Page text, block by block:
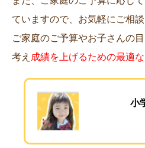
ていますので、お気軽にご相談
ご家庭のご予算やお子さんの
考え 成績を上げるための最適
小